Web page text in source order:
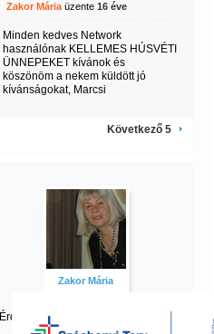
Zakor Máriaüzente 16 éve
Minden kedves Network
használónak KELLEMES HÚSVÉTI
ÜNNEPEKET kívánok és
köszönöm a nekem küldött jó
kívánságokat, Marcsi
Következő 5
Zakor Mária
Érdekel Mária